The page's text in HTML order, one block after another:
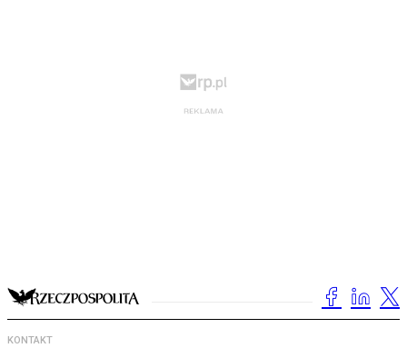
KONTAKT